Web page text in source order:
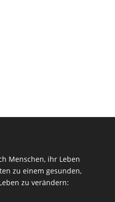
Menschen, ihr Leben
zu einem gesunden,
zu verändern: